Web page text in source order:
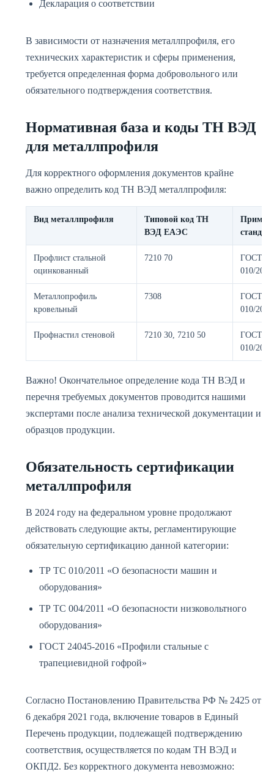
Декларация о соответствии
В зависимости от назначения металлпрофиля, его
технических характеристик и сферы применения,
требуется определенная форма добровольного или
обязательного подтверждения соответствия.
Нормативная база и коды ТН ВЭД
для металлпрофиля
Для корректного оформления документов крайне
важно определить код ТН ВЭД металлпрофиля:
Вид металлпрофиля
Типовой код ТН
ВЭД ЕАЭС
Профлист стальной
оцинкованный
7210 70
ГОСТ
010/2011
Металлопрофиль
кровельный
7308
ГОСТ
010/2011
Профнастил стеновой 7210 30, 7210 50
ГОСТ
010/2011
Важно! Окончательное определение кода ТН ВЭД и
перечня требуемых документов проводится нашими
экспертами после анализа технической документации и
образцов продукции.
Обязательность сертификации
металлпрофиля
В 2024 году на федеральном уровне продолжают
действовать следующие акты, регламентирующие
обязательную сертификацию данной категории:
ТР ТС 010/2011 «О безопасности машин и
оборудования»
ТР ТС 004/2011 «О безопасности низковольтного
оборудования»
ГОСТ 24045-2016 «Профили стальные с
трапециевидной гофрой»
Согласно Постановлению Правительства РФ № 2425 от
6 декабря 2021 года, включение товаров в Единый
Перечень продукции, подлежащей подтверждению
соответствия, осуществляется по кодам ТН ВЭД и
ОКПД2. Без корректного документа невозможно: